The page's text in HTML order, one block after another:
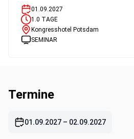
01.09.2027
1.0 TAGE
Kongresshotel Potsdam
SEMINAR
Termine
01.09.2027 – 02.09.2027